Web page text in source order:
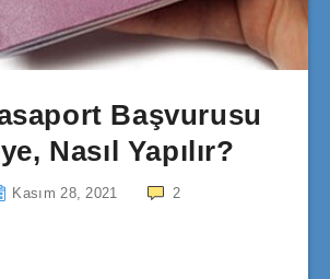
Başvurusu
Nasıl Yapılır?
Kasım 28, 2021 2